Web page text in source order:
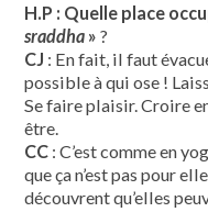
H.P : Quelle place
sraddha »?
CJ : En fait, il faut
possible à qui ose !
Se faire plaisir. Croire
être.
CC : C’est comme en
que ça n’est pas pour
découvrent qu’elles